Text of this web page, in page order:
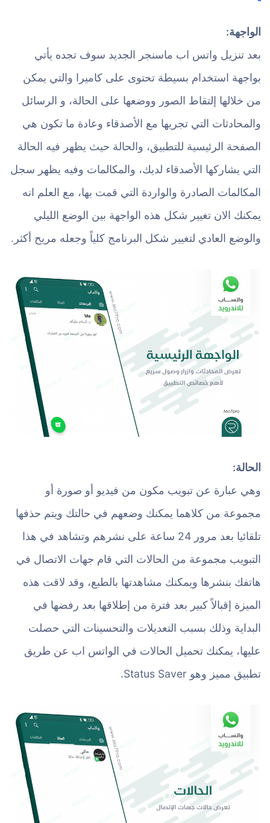
الواجهة:
بعد تنزيل واتس اب ماسنجر الجديد سوف تجده يأتي
بواجهة استخدام بسيطة تحتوى على كاميرا والتي يمكن
من خلالها إلتقاط الصور ووضعها على الحالة، و الرسائل
والمحادثات التي تجريها مع الأصدقاء وعادة ما تكون هي
الصفحة الرئيسية للتطبيق، والحالة حيث يظهر فيه الحالة
التي يشاركها الأصدقاء لديك، والمكالمات وفيه يظهر سجل
المكالمات الصادرة والواردة التي قمت بها، مع العلم انه
يمكنك الان تغيير شكل هذه الواجهة بين الوضع الليلي
والوضع العادي لتغيير شكل البرنامج كلياً وجعله مريح أكثر.
الحالة:
وهي عبارة عن تبويب مكون من فيديو أو صورة أو
مجموعة من كلاهما يمكنك وضعهم في حالتك ويتم حذفها
تلقائيا بعد مرور 24 ساعة على نشرهم وتشاهد في هذا
التبويب مجموعة من الحالات التي قام جهات الاتصال في
هاتفك بنشرها ويمكنك مشاهدتها بالطبع، وقد لاقت هذه
الميزة إقبالاً كبير بعد فترة من إطلاقها بعد رفضها في
البداية وذلك بسبب التعديلات والتحسينات التي حصلت
عليها، يمكنك تحميل الحالات في الواتس اب عن طريق
تطبيق مميز وهو Status Saver.